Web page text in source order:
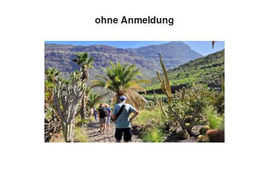
ohne Anmeldung